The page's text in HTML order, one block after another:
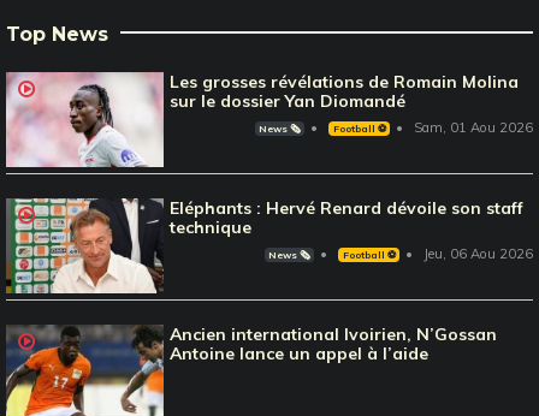
Top News
Les grosses révélations de Romain Molina
sur le dossier Yan Diomandé
News 🗞️ Football ⚽️ Sam, 01 Aou 2026
Eléphants : Hervé Renard dévoile son staff
technique
News 🗞️ Football ⚽️ Jeu, 06 Aou 2026
Ancien international Ivoirien, N’Gossan
Antoine lance un appel à l’aide